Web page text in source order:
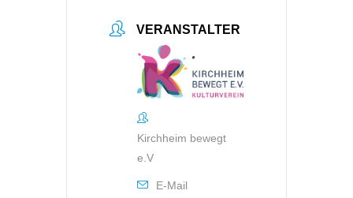
VERANSTALTER
Kirchheim bewegt
e.V
E-Mail